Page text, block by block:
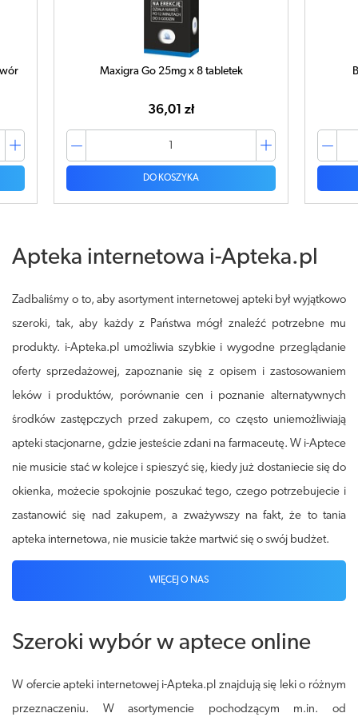
Maxigra Go 25mg x 8 tabletek
36,01 zł
DO KOSZYKA
Apteka internetowa i-Apteka.pl
Zadbaliśmy o to, aby asortyment internetowej apteki był wyjątkowo
szeroki, tak, aby każdy z Państwa mógł znaleźć potrzebne mu
produkty. i-Apteka.pl umożliwia szybkie i wygodne przeglądanie
oferty sprzedażowej, zapoznanie się z opisem i zastosowaniem
leków i produktów, porównanie cen i poznanie alternatywnych
środków zastępczych przed zakupem, co często uniemożliwiają
apteki stacjonarne, gdzie jesteście zdani na farmaceutę. W i-Aptece
nie musicie stać w kolejce i spieszyć się, kiedy już dostaniecie się do
okienka, możecie spokojnie poszukać tego, czego potrzebujecie i
zastanowić się nad zakupem, a zważywszy na fakt, że to tania
apteka internetowa, nie musicie także martwić się o swój budżet.
WIĘCEJ O NAS
Szeroki wybór w aptece online
W ofercie apteki internetowej i-Apteka.pl znajdują się leki o różnym
przeznaczeniu. W asortymencie pochodzącym m.in. od